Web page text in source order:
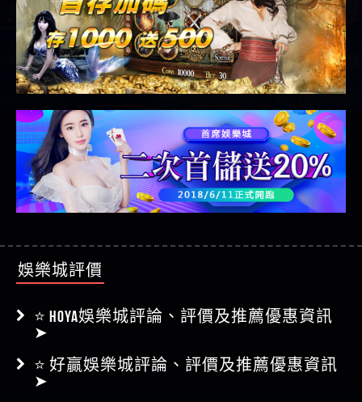
⭐ HOYA娛樂城評論、評價及推薦優惠資訊
⭐ 好贏娛樂城評論、評價及推薦優惠資訊
➤
⭐ 財神娛樂城評論、評價及推薦優惠資訊
➤